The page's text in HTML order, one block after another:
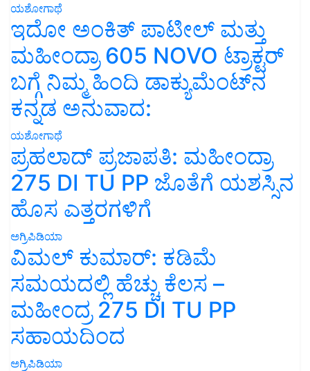
ಯಶೋಗಾಥೆ
ಇದೋ ಅಂಕಿತ್ ಪಾಟೀಲ್ ಮತ್ತು
ಮಹೀಂದ್ರಾ 605 NOVO ಟ್ರಾಕ್ಟರ್
ಬಗ್ಗೆ ನಿಮ್ಮ ಹಿಂದಿ ಡಾಕ್ಯುಮೆಂಟ್‌ನ
ಕನ್ನಡ ಅನುವಾದ:
ಯಶೋಗಾಥೆ
ಪ್ರಹಲಾದ್ ಪ್ರಜಾಪತಿ: ಮಹೀಂದ್ರಾ
275 DI TU PP ಜೊತೆಗೆ ಯಶಸ್ಸಿನ
ಹೊಸ ಎತ್ತರಗಳಿಗೆ
ಅಗ್ರಿಪಿಡಿಯಾ
ವಿಮಲ್ ಕುಮಾರ್: ಕಡಿಮೆ
ಸಮಯದಲ್ಲಿ ಹೆಚ್ಚು ಕೆಲಸ –
ಮಹೀಂದ್ರ 275 DI TU PP
ಸಹಾಯದಿಂದ
ಅಗ್ರಿಪಿಡಿಯಾ